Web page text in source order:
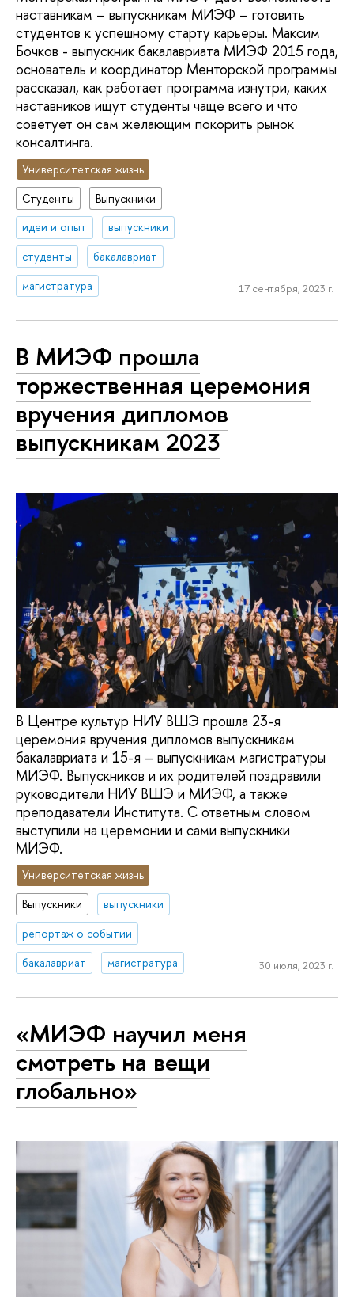
наставникам – выпускникам МИЭФ – готовить
студентов к успешному старту карьеры. Максим
Бочков - выпускник бакалавриата МИЭФ 2015 года,
основатель и координатор Менторской программы
рассказал, как работает программа изнутри, каких
наставников ищут студенты чаще всего и что
советует он сам желающим покорить рынок
консалтинга.
Университетская жизнь
Студенты
Выпускники
идеи и опыт
выпускники
студенты
бакалавриат
магистратура
17 сентября, 2023 г.
В МИЭФ прошла
торжественная церемония
вручения дипломов
выпускникам 2023
В Центре культур НИУ ВШЭ прошла 23-я
церемония вручения дипломов выпускникам
бакалавриата и 15-я – выпускникам магистратуры
МИЭФ. Выпускников и их родителей поздравили
руководители НИУ ВШЭ и МИЭФ, а также
преподаватели Института. С ответным словом
выступили на церемонии и сами выпускники
МИЭФ.
Университетская жизнь
Выпускники
выпускники
репортаж о событии
бакалавриат
магистратура 30 июля, 2023 г.
«МИЭФ научил меня
смотреть на вещи
глобально»